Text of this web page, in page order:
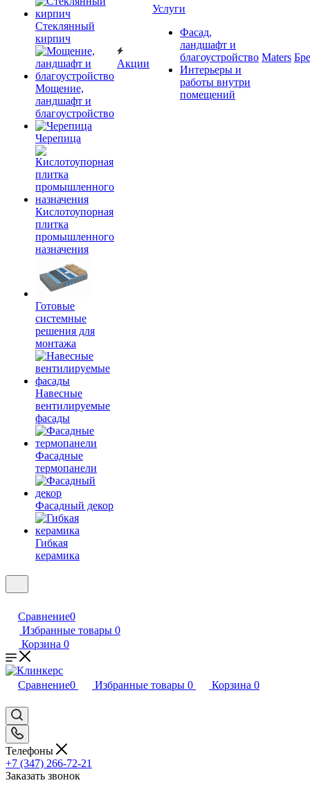
Cтеклянный
кирпич
Мощение,
ландшафт и
благоустройство
Черепица
Кислотоупорная
плитка
промышленного
назначения
Готовые
системные
решения для
монтажа
Навесные
вентилируемые
фасады
Фасадные
термопанели
Фасадный декор
Гибкая
керамика
Акции
Услуги
Фасад,
ландшафт и
благоустройство
Интерьеры и
работы внутри
помещений
Maters
Сравнение0
Избранные товары 0
Корзина 0
Сравнение0 Избранные товары 0 Корзина 0
Телефоны
+7 (347) 266-72-21
Заказать звонок